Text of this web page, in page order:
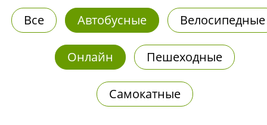
Все Автобусные Велосипедные
Онлайн Пешеходные
Самокатные